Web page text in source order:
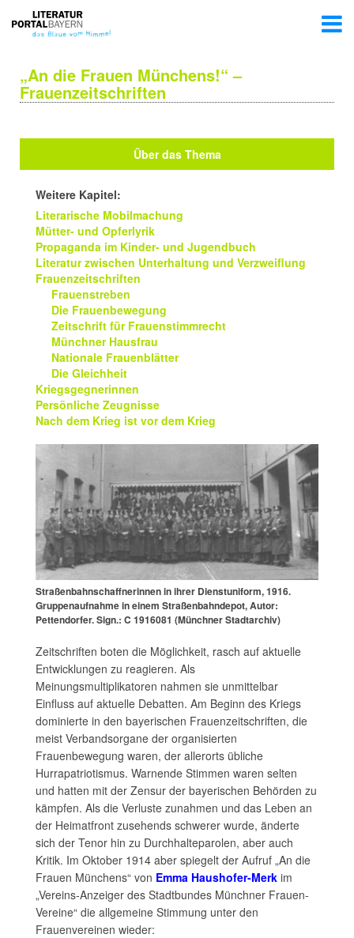
„An die Frauen Münchens!“ –
Frauenzeitschriften
Über das Thema
Weitere Kapitel:
Literarische Mobilmachung
Mütter- und Opferlyrik
Propaganda im Kinder- und Jugendbuch
Literatur zwischen Unterhaltung und Verzweiflung
Frauenzeitschriften
Frauenstreben
Die Frauenbewegung
Zeitschrift für Frauenstimmrecht
Münchner Hausfrau
Nationale Frauenblätter
Die Gleichheit
Kriegsgegnerinnen
Persönliche Zeugnisse
Nach dem Krieg ist vor dem Krieg
Straßenbahnschaffnerinnen in ihrer Dienstuniform, 1916.
Gruppenaufnahme in einem Straßenbahndepot, Autor:
Pettendorfer. Sign.: C 1916081 (Münchner Stadtarchiv)
Zeitschriften boten die Möglichkeit, rasch auf aktuelle
Entwicklungen zu reagieren. Als
Meinungsmultiplikatoren nahmen sie unmittelbar
Einfluss auf aktuelle Debatten. Am Beginn des Kriegs
dominierte in den bayerischen Frauenzeitschriften, die
meist Verbandsorgane der organisierten
Frauenbewegung waren, der allerorts übliche
Hurrapatriotismus. Warnende Stimmen waren selten
und hatten mit der Zensur der bayerischen Behörden zu
kämpfen. Als die Verluste zunahmen und das Leben an
der Heimatfront zusehends schwerer wurde, änderte
sich der Tenor hin zu Durchhalteparolen, aber auch
Kritik. Im Oktober 1914 aber spiegelt der Aufruf „An die
Frauen Münchens“ von Emma Haushofer-Merk im
„Vereins-Anzeiger des Stadtbundes Münchner Frauen-
Vereine“ die allgemeine Stimmung unter den
Frauenvereinen wieder: